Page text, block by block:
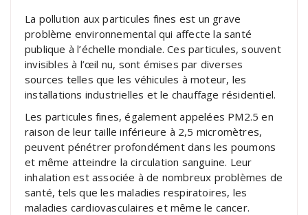
La pollution aux particules fines est un grave
problème environnemental qui affecte la santé
publique à l’échelle mondiale. Ces particules, souvent
invisibles à l’œil nu, sont émises par diverses
sources telles que les véhicules à moteur, les
installations industrielles et le chauffage résidentiel.
Les particules fines, également appelées PM2.5 en
raison de leur taille inférieure à 2,5 micromètres,
peuvent pénétrer profondément dans les poumons
et même atteindre la circulation sanguine. Leur
inhalation est associée à de nombreux problèmes de
santé, tels que les maladies respiratoires, les
maladies cardiovasculaires et même le cancer.